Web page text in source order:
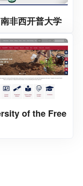
非西开普大学
of the Free